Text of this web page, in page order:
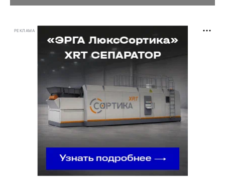
РЕКЛАМА